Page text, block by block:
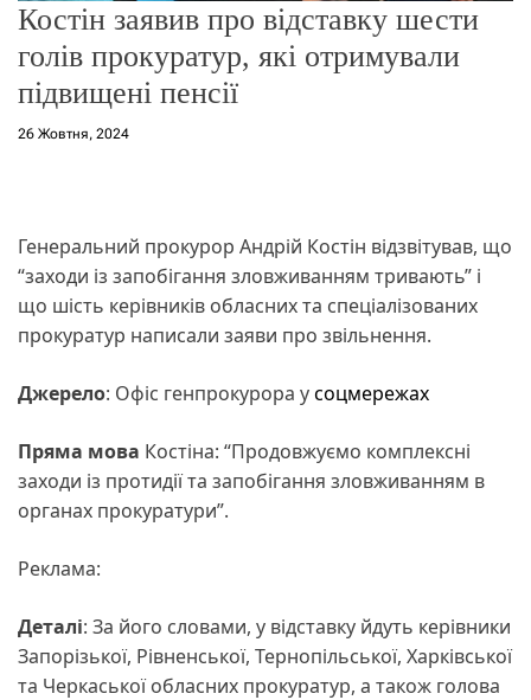
Костін заявив про відставку шести
голів прокуратур, які отримували
підвищені пенсії
26 Жовтня, 2024
Генеральний прокурор Андрій Костін відзвітував, що
“заходи із запобігання зловживанням тривають” і
що шість керівників обласних та спеціалізованих
прокуратур написали заяви про звільнення.
Джерело: Офіс генпрокурора усоцмережах
Пряма мова Костіна: “Продовжуємо комплексні
заходи із протидії та запобігання зловживанням в
органах прокуратури”.
Реклама:
Деталі: За його словами, у відставку йдуть керівники
Запорізької, Рівненської, Тернопільської, Харківської
та Черкаської обласних прокуратур, а також голова